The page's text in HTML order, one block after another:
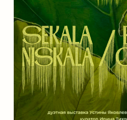
ТИХО Х BRASSERIE LAMBIC